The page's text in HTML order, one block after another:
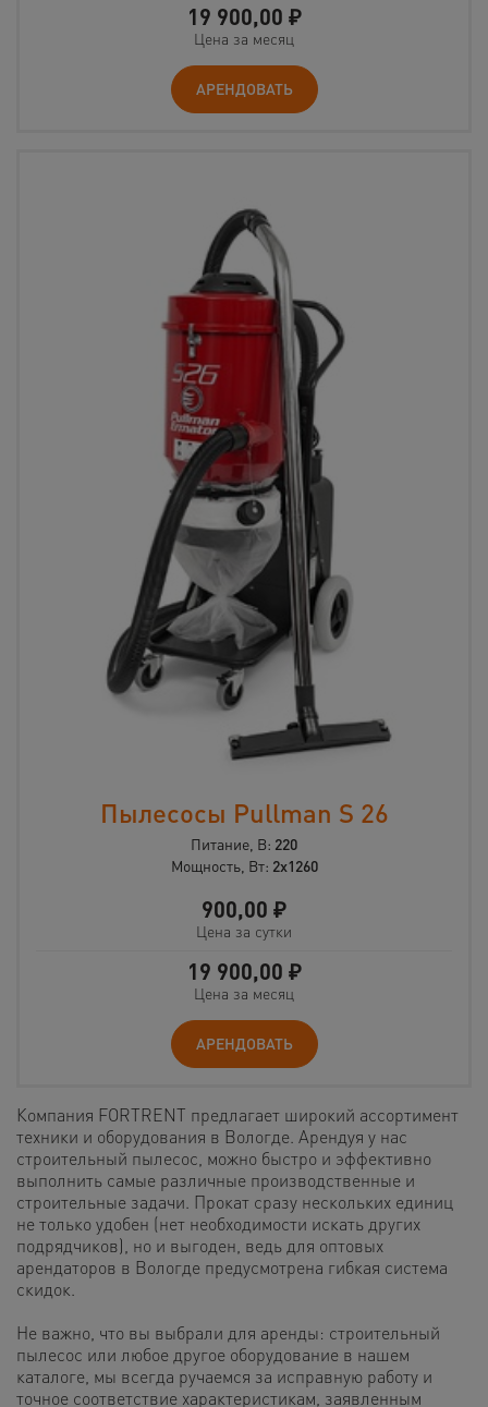
19 900,00 ₽
Цена за месяц
АРЕНДОВАТЬ
Пылесосы Pullman S 26
Питание, В: 220
Мощность, Вт: 2х1260
900,00 ₽
Цена за сутки
19 900,00 ₽
Цена за месяц
АРЕНДОВАТЬ
Компания FORTRENT предлагает широкий ассортимент
техники и оборудования в Вологде. Арендуя у нас
строительный пылесос, можно быстро и эффективно
выполнить самые различные производственные и
строительные задачи. Прокат сразу нескольких единиц
не только удобен (нет необходимости искать других
подрядчиков), но и выгоден, ведь для оптовых
арендаторов в Вологде предусмотрена гибкая система
скидок.
Не важно, что вы выбрали для аренды: строительный
пылесос или любое другое оборудование в нашем
каталоге, мы всегда ручаемся за исправную работу и
точное соответствие характеристикам, заявленным